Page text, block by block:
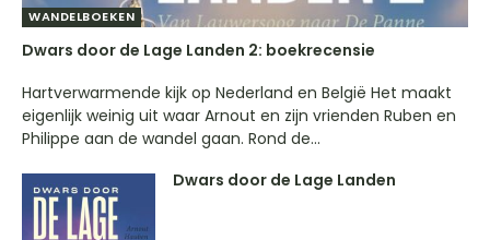
WANDELBOEKEN
Dwars door de Lage Landen 2: boekrecensie
Hartverwarmende kijk op Nederland en België Het maakt
eigenlijk weinig uit waar Arnout en zijn vrienden Ruben en
Philippe aan de wandel gaan. Rond de...
Dwars door de Lage Landen